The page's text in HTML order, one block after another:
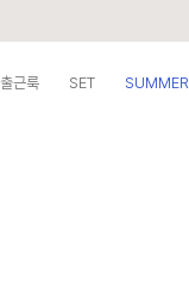
출근룩 SET SUMMER